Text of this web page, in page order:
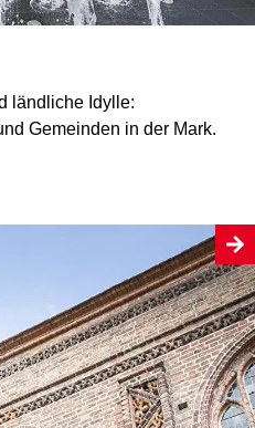
ländliche Idylle:
Gemeinden in der Mark.